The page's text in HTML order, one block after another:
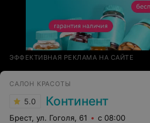
ЭФФЕКТИВНАЯ РЕКЛАМА НА САЙТЕ
САЛОН КРАСОТЫ
5.0 Континент
Брест, ул. Гоголя, 61 с 08:00